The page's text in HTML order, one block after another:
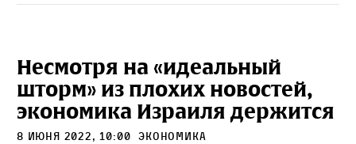
Несмотря на «идеальный
шторм» из плохих новостей,
экономика Израиля держится
8 июня 2022, 10:00 экономика